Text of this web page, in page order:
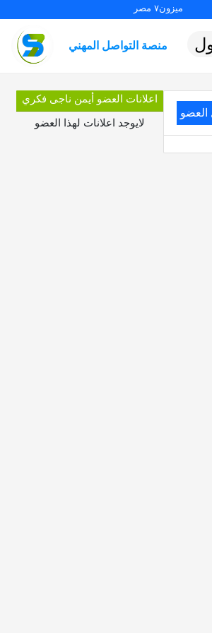
ميزون٧ مصر
منصة التواصل المهني
العضو
اعلانات العضو أيمن ناجى فكري
لايوجد اعلانات لهذا العضو